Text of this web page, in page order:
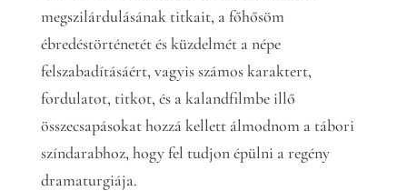
megszilárdulásának titkait, a főhősöm
ébredéstörténetét és küzdelmét a népe
felszabadításáért, vagyis számos karaktert,
fordulatot, titkot, és a kalandfilmbe illő
összecsapásokat hozzá kellett álmodnom a tábori
színdarabhoz, hogy fel tudjon épülni a regény
dramaturgiája.